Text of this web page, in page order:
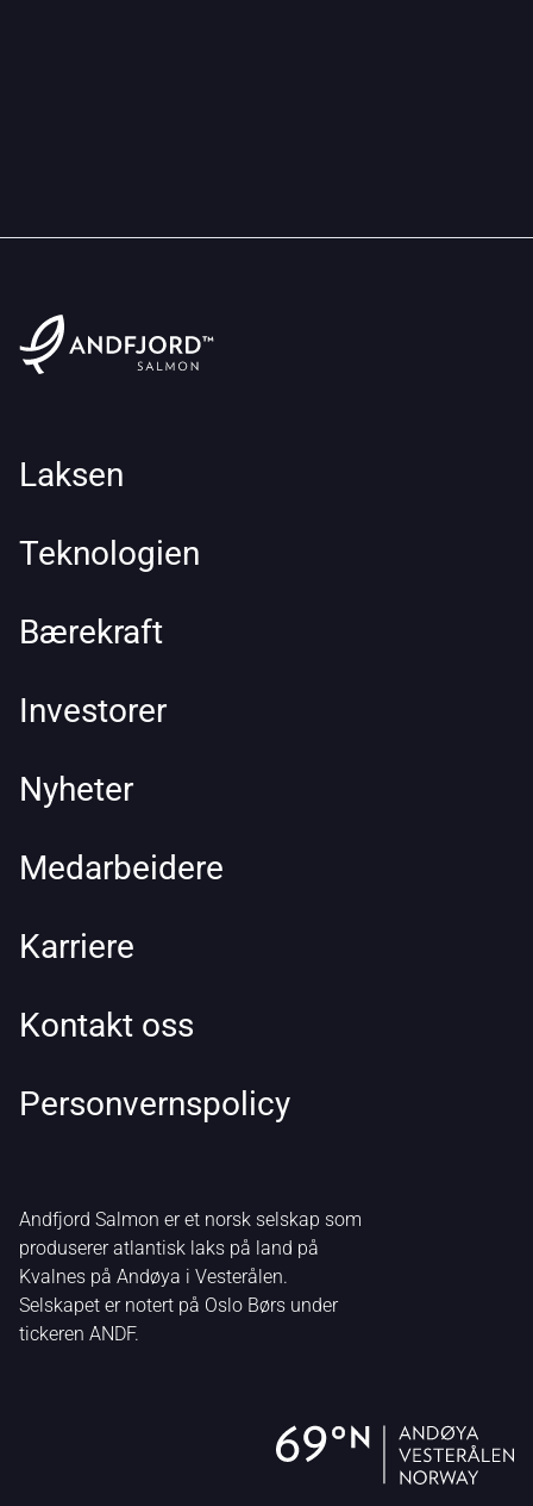
Laksen
Teknologien
Bærekraft
Investorer
Nyheter
Medarbeidere
Karriere
Kontakt oss
Personvernspolicy
Andfjord Salmon er et norsk selskap som
produserer atlantisk laks på land på
Kvalnes på Andøya i Vesterålen.
Selskapet er notert på Oslo Børs under
tickeren ANDF.